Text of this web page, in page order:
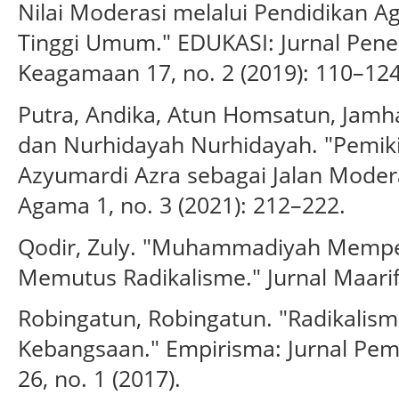
Nilai Moderasi melalui Pendidikan
Tinggi Umum." EDUKASI: Jurnal
Keagamaan 17, no. 2 (2019):
Putra, Andika, Atun Homsatun,
dan Nurhidayah Nurhidayah.
Azyumardi Azra sebagai Jalan
Agama 1, no. 3 (2021): 212–222.
Qodir, Zuly. "Muhammadiyah
Memutus Radikalisme." Jurnal
Robingatun, Robingatun.
Kebangsaan." Empirisma: Jurnal
26, no. 1 (2017).